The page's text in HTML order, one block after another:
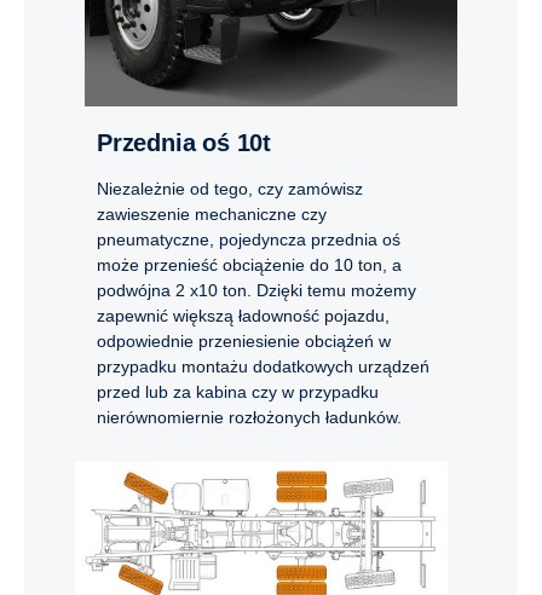
Przednia oś 10t
Niezależnie od tego, czy zamówisz
zawieszenie mechaniczne czy
pneumatyczne, pojedyncza przednia oś
może przenieść obciążenie do 10 ton, a
podwójna 2 x10 ton. Dzięki temu możemy
zapewnić większą ładowność pojazdu,
odpowiednie przeniesienie obciążeń w
przypadku montażu dodatkowych urządzeń
przed lub za kabina czy w przypadku
nierównomiernie rozłożonych ładunków.